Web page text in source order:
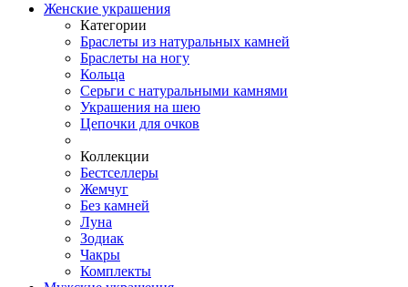
Женские украшения
Категории
Браслеты из натуральных камней
Браслеты на ногу
Кольца
Серьги с натуральными камнями
Украшения на шею
Цепочки для очков
Коллекции
Бестселлеры
Жемчуг
Без камней
Луна
Зодиак
Чакры
Комплекты